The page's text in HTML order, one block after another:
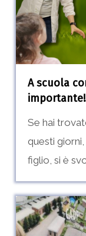
la
tua
opinione
importante!
A scuola
importante!
Se hai
questi
figlio, si è
Rem-
Tech